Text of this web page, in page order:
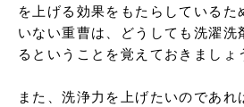
を上げる効果をもたらしているた
いない重曹は、どうしても洗濯洗
るということを覚えておきましょ
また、洗浄力を上げたいのであ